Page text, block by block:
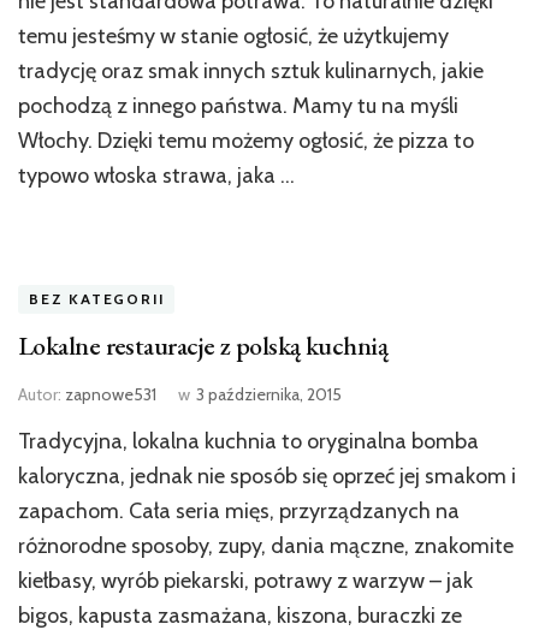
temu jesteśmy w stanie ogłosić, że użytkujemy
tradycję oraz smak innych sztuk kulinarnych, jakie
pochodzą z innego państwa. Mamy tu na myśli
Włochy. Dzięki temu możemy ogłosić, że pizza to
typowo włoska strawa, jaka …
BEZ KATEGORII
Lokalne restauracje z polską kuchnią
Autor: zapnowe531 w 3 października, 2015
Tradycyjna, lokalna kuchnia to oryginalna bomba
kaloryczna, jednak nie sposób się oprzeć jej smakom i
zapachom. Cała seria mięs, przyrządzanych na
różnorodne sposoby, zupy, dania mączne, znakomite
kiełbasy, wyrób piekarski, potrawy z warzyw – jak
bigos, kapusta zasmażana, kiszona, buraczki ze